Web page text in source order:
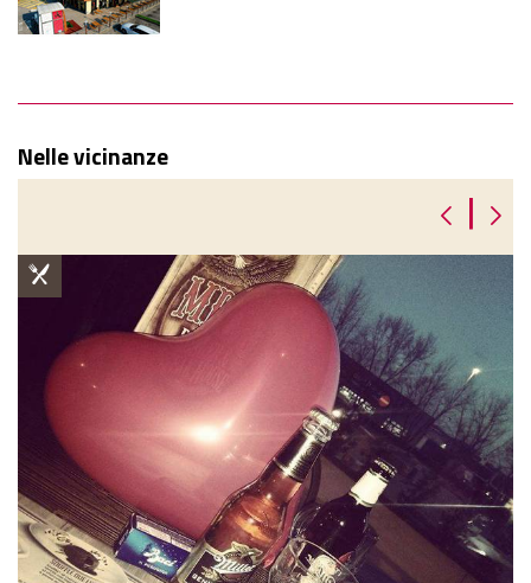
Nelle vicinanze
|